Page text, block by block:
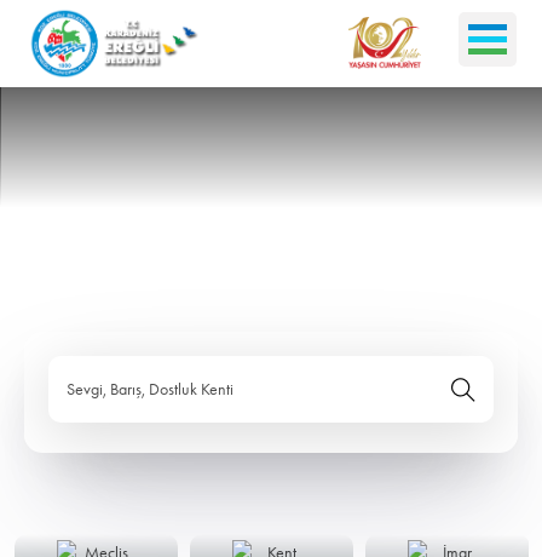
Sevgi, Barış, Dostluk Kenti